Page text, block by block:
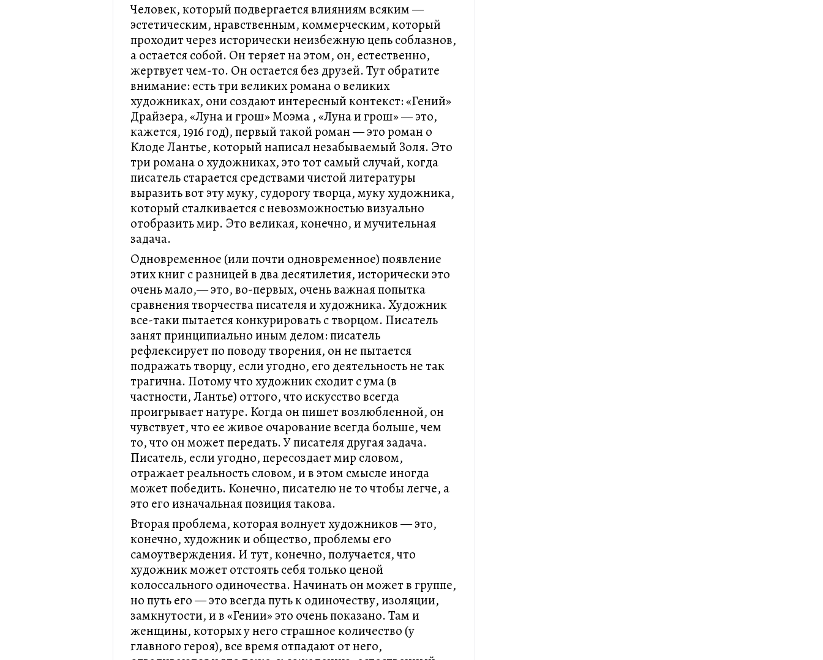
Человек, который подвергается влияниям всяким —
эстетическим, нравственным, коммерческим, который
проходит через исторически неизбежную цепь соблазнов,
а остается собой. Он теряет на этом, он, естественно,
жертвует чем-то. Он остается без друзей. Тут обратите
внимание: есть три великих романа о великих
художниках, они создают интересный контекст: «Гений»
Драйзера, «Луна и грош» Моэма , «Луна и грош» — это,
кажется, 1916 год), первый такой роман — это роман о
Клоде Лантье, который написал незабываемый Золя. Это
три романа о художниках, это тот самый случай, когда
писатель старается средствами чистой литературы
выразить вот эту муку, судорогу творца, муку художника,
который сталкивается с невозможностью визуально
отобразить мир. Это великая, конечно, и мучительная
задача.
Одновременное (или почти одновременное) появление
этих книг с разницей в два десятилетия, исторически это
очень мало,— это, во-первых, очень важная попытка
сравнения творчества писателя и художника. Художник
все-таки пытается конкурировать с творцом. Писатель
занят принципиально иным делом: писатель
рефлексирует по поводу творения, он не пытается
подражать творцу, если угодно, его деятельность не так
трагична. Потому что художник сходит с ума (в
частности, Лантье) оттого, что искусство всегда
проигрывает натуре. Когда он пишет возлюбленной, он
чувствует, что ее живое очарование всегда больше, чем
то, что он может передать. У писателя другая задача.
Писатель, если угодно, пересоздает мир словом,
отражает реальность словом, и в этом смысле иногда
может победить. Конечно, писателю не то чтобы легче, а
это его изначальная позиция такова.
Вторая проблема, которая волнует художников — это,
конечно, художник и общество, проблемы его
самоутверждения. И тут, конечно, получается, что
художник может отстоять себя только ценой
колоссального одиночества. Начинать он может в группе,
но путь его — это всегда путь к одиночеству, изоляции,
замкнутости, и в «Гении» это очень показано. Там и
женщины, которых у него страшное количество (у
главного героя), все время отпадают от него,